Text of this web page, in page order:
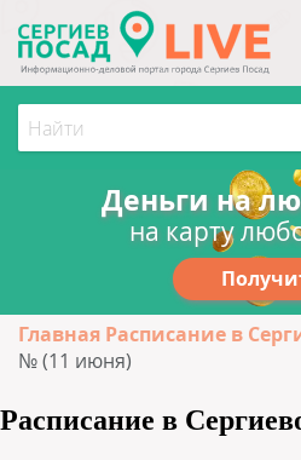
Деньги на
на карту
Главная Расписание в
№ (11 июня)
Расписание в